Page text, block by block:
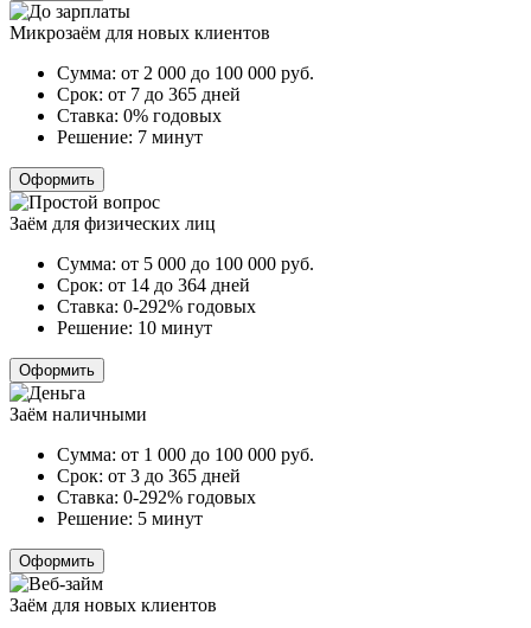
Микрозаём для новых клиентов
Сумма: от 2 000 до 100 000 руб.
Срок: от 7 до 365 дней
Ставка: 0% годовых
Решение: 7 минут
Оформить
Заём для физических лиц
Сумма: от 5 000 до 100 000 руб.
Срок: от 14 до 364 дней
Ставка: 0-292% годовых
Решение: 10 минут
Оформить
Заём наличными
Сумма: от 1 000 до 100 000 руб.
Срок: от 3 до 365 дней
Ставка: 0-292% годовых
Решение: 5 минут
Оформить
Заём для новых клиентов